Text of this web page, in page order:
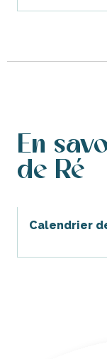
En
de Ré
Calendrier